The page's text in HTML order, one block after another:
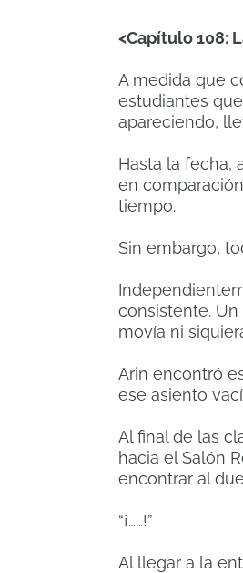
<Capítulo 108:
A medida que
estudiantes
apareciendo,
Hasta la fecha,
en
tiempo.
Sin embargo,
consistente.
movía ni
Arin encontró
ese asiento
Al final de las
hacia el Salón
encontrar al
“¡……!”
Al llegar a la